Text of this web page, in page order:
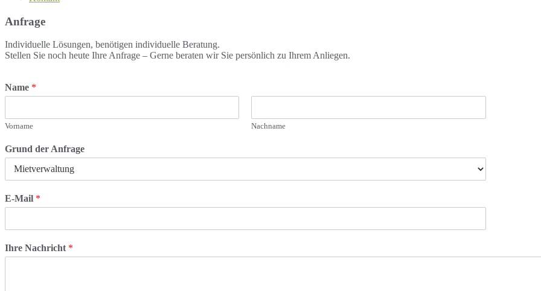
Anfrage
Individuelle Lösungen, benötigen individuelle Beratung.
Stellen Sie noch heute Ihre Anfrage – Gerne beraten wir Sie persönlich zu Ihrem Anliegen.
Name *
Vorname Nachname
Grund der Anfrage
E-Mail *
Ihre Nachricht *